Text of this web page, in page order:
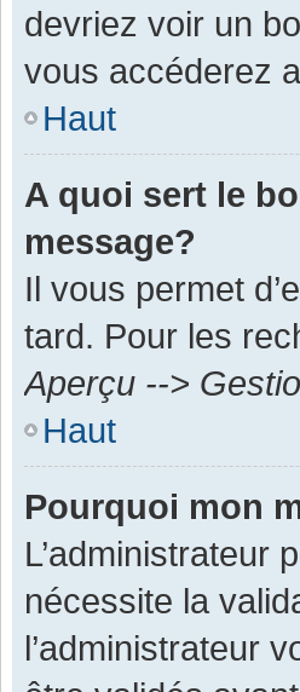
devriez voir un
vous accéderez
Haut
A quoi sert le
message?
Il vous permet
tard. Pour les
Aperçu -->
Haut
Pourquoi mon
L’administrateur
nécessite la
l’administrateur